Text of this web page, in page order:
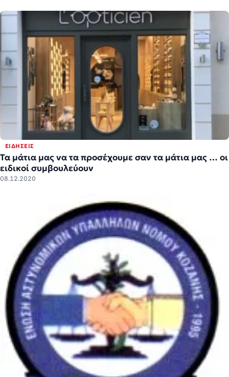
ΕΙΔΉΣΕΙΣ
Τα μάτια μας να τα προσέχουμε σαν τα μάτια μας … οι
ειδικοί συμβουλεύουν
08.12.2020